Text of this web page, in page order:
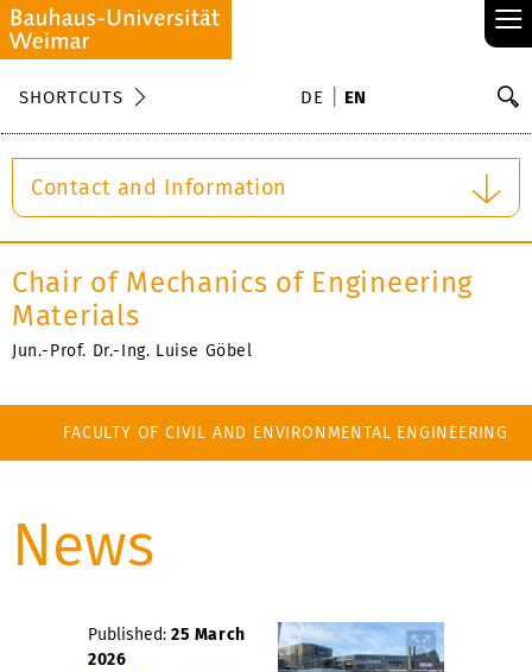
≡
SHORTCUTS DE EN
Contact and Information
Chair of Mechanics of Engineering
Materials
Jun.-Prof. Dr.-Ing. Luise Göbel
FACULTY OF CIVIL AND ENVIRONMENTAL ENGINEERING
News
Published: 25 March
2026